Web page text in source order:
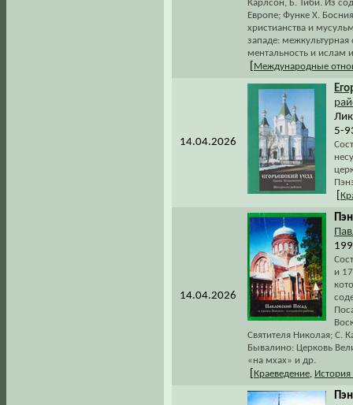
Карлсон, Б. Тиби. Из
Европе; Функе Х.
христианства и
западе:
ментальность и ислам
Международные
14.04.2026
5-
14.04.2026
и
Святителя Николая; С.
Бывалино: Церковь
«на мхах» и др.
Краеведение История